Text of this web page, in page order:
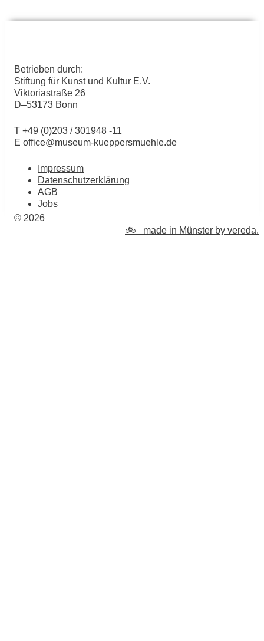
Betrieben durch:
Stiftung für Kunst und Kultur E.V.
Viktoriastraße 26
D–53173 Bonn
T +49 (0)203 / 301948 -11
E office@museum-kueppersmuehle.de
Impressum
Datenschutzerklärung
AGB
Jobs
© 2026
🚲 made in Münster by vereda.